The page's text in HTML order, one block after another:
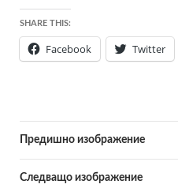
SHARE THIS:
Facebook Twitter
Предишно изображение
Следващо изображение